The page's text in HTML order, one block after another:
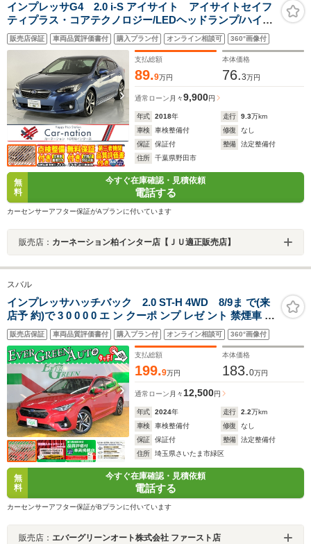
インプレッサG4 2.0 i-S アイサイト アイサイトセイフ
ティプラス・コアテクノロジー/LEDヘッドランプ/ハイビ
ームアシスト/後側方警戒/前席パワーシート/サイド・バッ
クカメラ/純正DIATONEビルトインナビ/ETC2.0/純正ドラ
販売店保証 車両品質評価書付 購入プラン付 オンライン相談可 360°画像付
支払総額
89.9万円
本体価格
76.3万円
通常ローン 月々9,900円
年式 2018年 走行 9.3万km
車検
車検整備付 修復
なし
保証
保証付 整備
法定整備付
住所
千葉県野田市
無
料
今すぐ在庫確認・見積依頼
電話する
カーセンサーアフター保証がAプランに付いています
販売店： カーネーション柏インター店【ＪＵ適正販売店】
スバル
インプレッサハッチバック 2.0 ST-H 4WD 8/9ま で(来
店予 約)で 3 0 0 0 0 エ ン クーポ ンプ レゼ ント 禁煙車 新
世代アイサイト 全周囲モニター 純正メモリナビ シートヒ
ーター ETC2.0 Bluetooth パワーシート 電動パーキング
アルミペダル LEDライト
販売店保証 車両品質評価書付 購入プラン付 オンライン相談可 360°画像付
支払総額
199.9万円
本体価格
183.0万円
通常ローン 月々 12,500円
年式 2024年 走行 2.2万km
車検
車検整備付 修復
なし
保証
保証付 整備
法定整備付
住所
埼玉県さいたま市緑区
無
料
今すぐ在庫確認・見積依頼
電話する
カーセンサーアフター保証がBプランに付いています
販売店： エバーグリーンオート株式会社 ファースト店